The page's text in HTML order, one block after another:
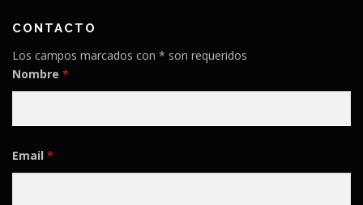
CONTACTO
Los campos marcados con * son requeridos
Nombre *
Email *